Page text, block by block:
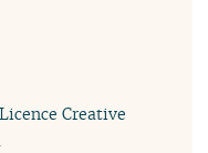
Creative
.